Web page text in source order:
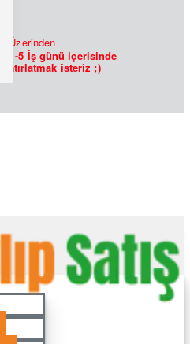
Üzerinden
1-5 İş günü içerisinde
hatırlatmak isteriz ;)